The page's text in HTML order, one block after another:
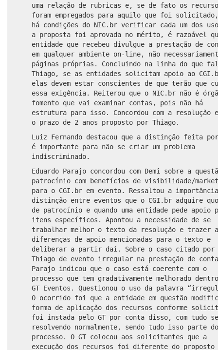
uma relação de rubricas e, se de fato os
foram empregados para aquilo que foi
há condições do NIC.br verificar cada um dos
a proposta foi aprovada no mérito, é razoável
entidade que recebeu divulgue a prestação de
em qualquer ambiente on-line, não
páginas próprias. Concluindo na linha do que
Thiago, se as entidades solicitam apoio ao
elas devem estar conscientes de que terão que
essa exigência. Reiterou que o NIC.br não é
fomento que vai examinar contas, pois não há
estrutura para isso. Concordou com a resolução e
o prazo de 2 anos proposto por Thiago.
Luiz Fernando destacou que a distinção feita por
é importante para não se criar um problema
indiscriminado.
Eduardo Parajo concordou com Demi sobre a
patrocínio com benefícios de visibilidade/
para o CGI.br em evento. Ressaltou a
distinção entre eventos que o CGI.br adquire
de patrocínio e quando uma entidade pede apoio
itens específicos. Apontou a necessidade de se
trabalhar melhor o texto da resolução e trazer
diferenças de apoio mencionadas para o texto e
deliberar a partir daí. Sobre o caso citado por
Thiago de evento irregular na prestação de
Parajo indicou que o caso está coerente com o
processo que tem gradativamente melhorado
GT Eventos. Questionou o uso da palavra
O ocorrido foi que a entidade em questão
forma de aplicação dos recursos conforme
foi instada pelo GT por conta disso, com tudo se
resolvendo normalmente, sendo tudo isso parte do
processo. O GT colocou aos solicitantes que a
execução dos recursos foi diferente do proposto